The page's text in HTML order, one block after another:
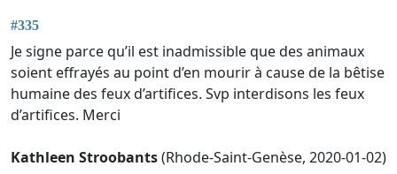
#335
Je signe parce qu’il est inadmissible que des animaux
soient effrayés au point d’en mourir à cause de la bêtise
humaine des feux d’artifices. Svp interdisons les feux
d’artifices. Merci
Kathleen Stroobants(Rhode-Saint-Genèse, 2020-01-02)